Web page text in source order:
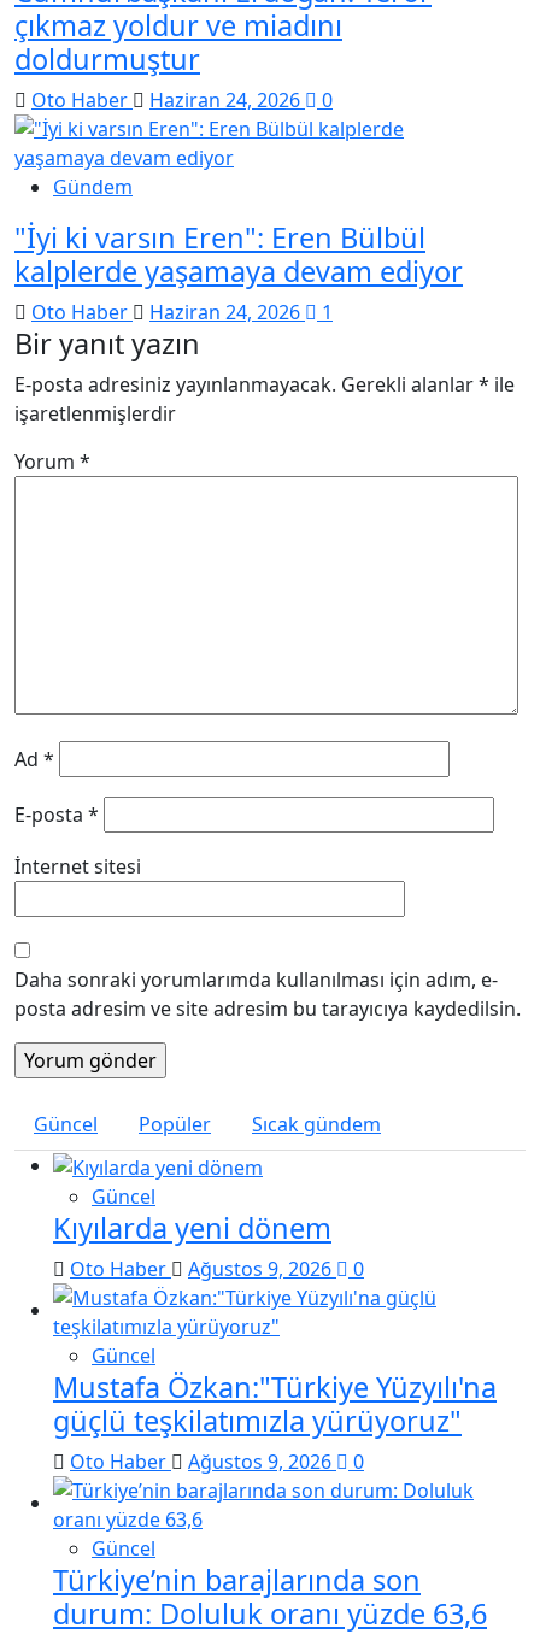
çıkmaz yoldur ve miadını
doldurmuştur
Oto Haber Haziran 24, 2026 0
Gündem
"İyi ki varsın Eren": Eren Bülbül
kalplerde yaşamaya devam ediyor
Oto Haber Haziran 24, 2026 1
Bir yanıt yazın
E-posta adresiniz yayınlanmayacak. Gerekli alanlar* ile
işaretlenmişlerdir
Yorum *
Ad *
E-posta *
İnternet sitesi
Daha sonraki yorumlarımda kullanılması için adım, e-
posta adresim ve site adresim bu tarayıcıya kaydedilsin.
Güncel Popüler Sıcak gündem
Güncel
Kıyılarda yeni dönem
Oto Haber Ağustos 9, 2026 0
Güncel
Mustafa Özkan:"Türkiye Yüzyılı'na
güçlü teşkilatımızla yürüyoruz"
Oto Haber Ağustos 9, 2026 0
Güncel
Türkiye’nin barajlarında son
durum: Doluluk oranı yüzde 63,6